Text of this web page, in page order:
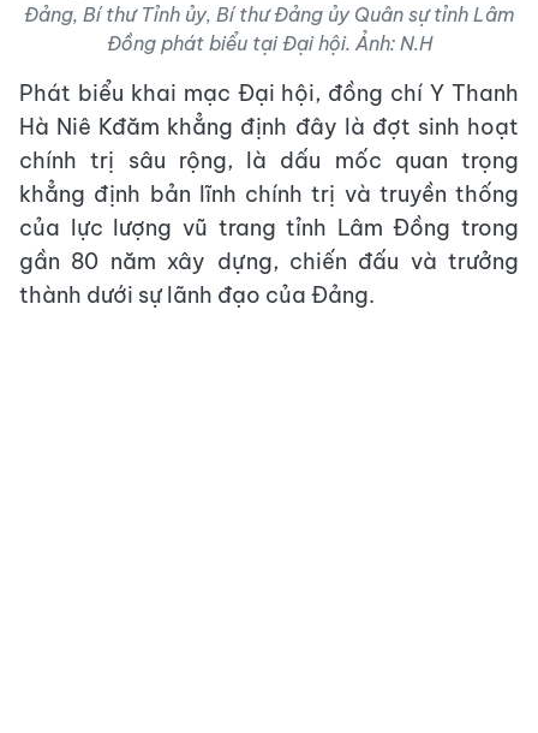
Đảng, Bí thư Tỉnh ủy, Bí thư Đảng ủy Quân sự tỉnh Lâm
Đồng phát biểu tại Đại hội. Ảnh: N.H
Phát biểu khai mạc Đại hội, đồng chí Y Thanh
Hà Niê Kđăm khẳng định đây là đợt sinh hoạt
chính trị sâu rộng, là dấu mốc quan trọng
khẳng định bản lĩnh chính trị và truyền thống
của lực lượng vũ trang tỉnh Lâm Đồng trong
gần 80 năm xây dựng, chiến đấu và trưởng
thành dưới sự lãnh đạo của Đảng.